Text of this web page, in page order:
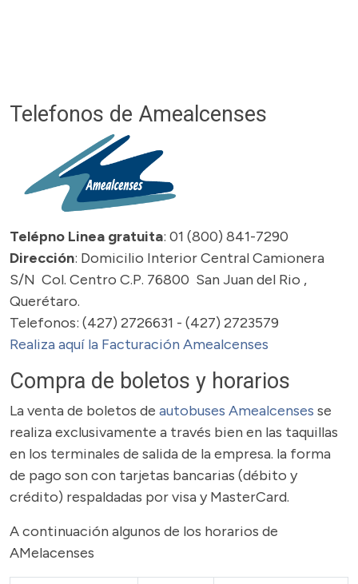
Telefonos de Amealcenses
Telépno Linea gratuita: 01 (800) 841-7290
Dirección: Domicilio Interior Central Camionera
S/N Col. Centro C.P. 76800 San Juan del Rio ,
Querétaro.
Telefonos: (427) 2726631 - (427) 2723579
Realiza aquí la Facturación Amealcenses
Compra de boletos y horarios
La venta de boletos de autobuses Amealcenses se
realiza exclusivamente a través bien en las taquillas
en los terminales de salida de la empresa. la forma
de pago son con tarjetas bancarias (débito y
crédito) respaldadas por visa y MasterCard.
A continuación algunos de los horarios de
AMelacenses